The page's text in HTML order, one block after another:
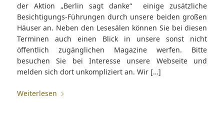
der Aktion „Berlin sagt danke“ einige zusätzliche
Besichtigungs-Führungen durch unsere beiden großen
Häuser an. Neben den Lesesälen können Sie bei diesen
Terminen auch einen Blick in unsere sonst nicht
öffentlich zugänglichen Magazine werfen. Bitte
besuchen Sie bei Interesse unsere Webseite und
melden sich dort unkompliziert an. Wir […]
Weiterlesen